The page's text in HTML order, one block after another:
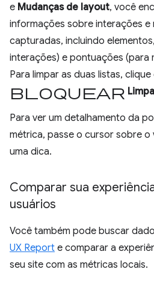
e Mudanças de layout, você
informações sobre interações e
capturadas, incluindo
interações) e pontuações (para
Para limpar as duas listas, clique
bloquear
Para ver um detalhamento da
métrica, passe o cursor sobre
uma dica.
Comparar sua
usuários
Você também pode buscar
UX Report e comparar a
seu site com as métricas locais.